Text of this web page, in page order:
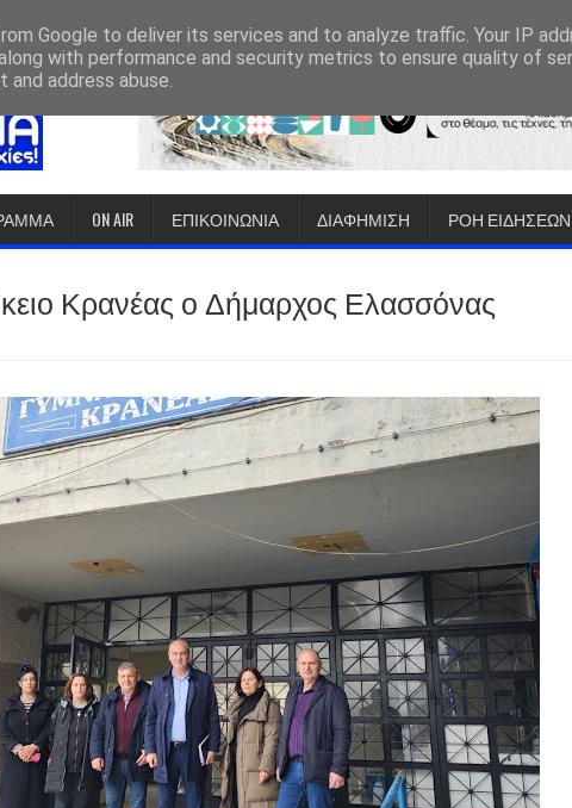
ON AIR ΕΠΙΚΟΙΝΩΝΙΑ ΔΙΑΦΗΜΙΣΗ ΡΟΗ ΕΙΔΗΣΕΩΝ
Κρανέας ο Δήμαρχος Ελασσόνας
Google to deliver its services and to analyze traffic. Your IP
with performance and security metrics to ensure quality of
address abuse.